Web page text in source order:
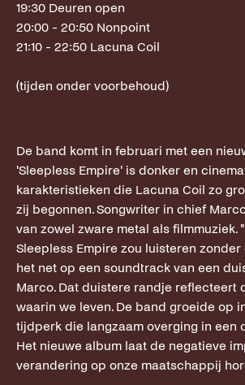
19:30 Deuren open
20:00 - 20:50 Nonpoint
21:10 - 22:50 Lacuna Coil
(tijden onder voorbehoud)
De band komt in februari met een
'Sleepless Empire' is donker en
karakteristieken die Lacuna Coil zo
zij begonnen. Songwriter in chief
van zowel zware metal als filmmuziek.
Sleepless Empire zou luisteren zonder
het net op een soundtrack van een
Marco. Dat duistere randje reflecteert
waarin we leven. De band groeide op
tijdperk die langzaam overging in een
Het nieuwe album laat de negatieve
verandering op onze maatschappij